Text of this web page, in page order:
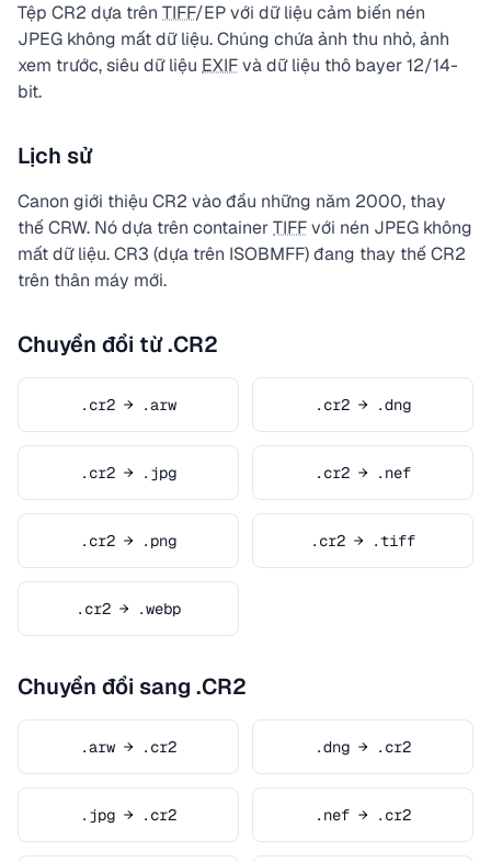
Tệp CR2 dựa trên TIFF/EP với dữ liệu cảm biến nén
JPEG không mất dữ liệu. Chúng chứa ảnh thu nhỏ, ảnh
xem trước, siêu dữ liệu EXIFvà dữ liệu thô bayer 12/14-
bit.
Lịch sử
Canon giới thiệu CR2 vào đầu những năm 2000, thay
thế CRW. Nó dựa trên containerTIFFvới nén JPEG không
mất dữ liệu. CR3 (dựa trên ISOBMFF) đang thay thế CR2
trên thân máy mới.
Chuyển đổi từ .CR2
.cr2 → .arw .cr2 → .dng
.cr2 → .jpg .cr2 → .nef
.cr2 → .png .cr2 → .tiff
.cr2 → .webp
Chuyển đổi sang .CR2
.arw → .cr2 .dng → .cr2
.jpg → .cr2 .nef → .cr2